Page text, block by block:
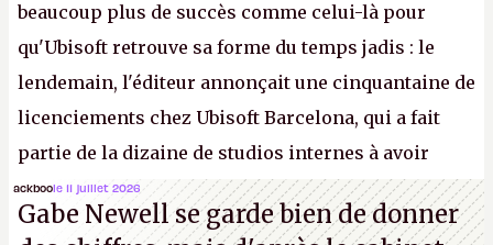
beaucoup plus de succès comme celui-là pour
qu'Ubisoft retrouve sa forme du temps jadis : le
lendemain, l'éditeur annonçait une cinquantaine de
licenciements chez Ubisoft Barcelona, qui a fait
partie de la dizaine de studios internes à avoir
travaillé sur cetAssassin's Creedsous la direction
d'Ubisoft Singapour.A.
ackboole 11 juillet 2026
Gabe Newell se garde bien de donner